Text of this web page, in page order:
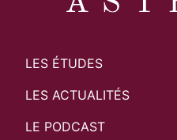
LES ÉTUDES
LES ACTUALITÉS
LE PODCAST